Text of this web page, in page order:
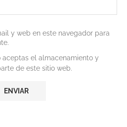
y web en este navegador para
aceptas el almacenamiento y
de este sitio web.